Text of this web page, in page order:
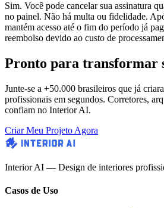
Sim. Você pode cancelar sua assinatura
no painel. Não há multa ou fidelidade.
mantém acesso até o fim do período já
reembolso devido ao custo de
Pronto para transformar
Junte-se a +50.000 brasileiros que já
profissionais em segundos. Corretores,
confiam no Interior AI.
Criar Meu Projeto Agora
Interior AI — Design de interiores
Casos de Uso